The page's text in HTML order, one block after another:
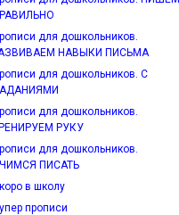
для дошкольников.
НАВЫКИ ПИСЬМА
для дошкольников. С
для дошкольников.
РУКУ
для дошкольников.
ПИСАТЬ
в школу
прописи